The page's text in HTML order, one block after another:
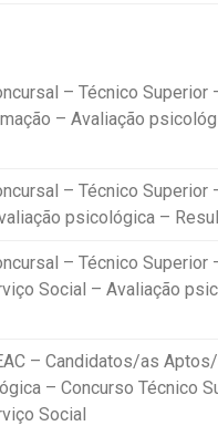
– Técnico Superior
– Avaliação
– Técnico Superior
psicológica –
– Técnico Superior
Social – Avaliação
– Candidatos/as
– Concurso Técnico
Social